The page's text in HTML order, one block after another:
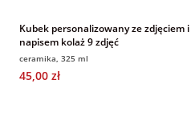
Kubek personalizowany ze zdjęciem i
napisem kolaż 9 zdjęć
ceramika, 325 ml
45,00 zł